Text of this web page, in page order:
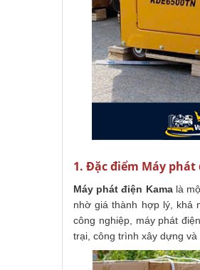
1. Đặc điểm Máy phát
Máy phát điện Kamalà
nhờ giá thành hợp lý, khả
công nghiệp, máy phát
trại, công trình xây dựng và